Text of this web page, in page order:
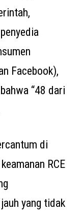
Facebook),
“48 dari
di
RCE
yang tidak